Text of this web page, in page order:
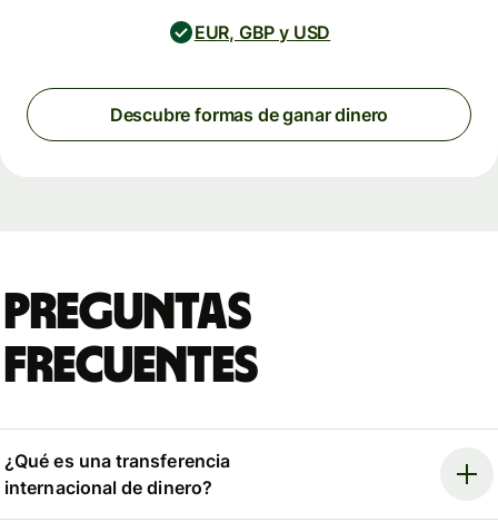
EUR, GBP y USD
Descubre formas de ganar dinero
Preguntas
frecuentes
¿Qué es una transferencia
internacional de dinero?